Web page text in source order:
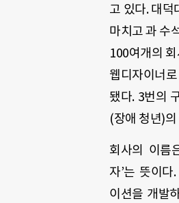
고 있다. 대
마치고 과 수
100여개의
웹디자이너
됐다. 3번의
(장애 청년)
회사의 이름
자’는 뜻이
이션을 개발